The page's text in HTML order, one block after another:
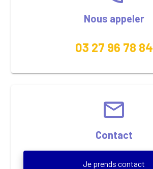
Nous appeler
03 27 96 78 84
email
Contact
Je prends contact